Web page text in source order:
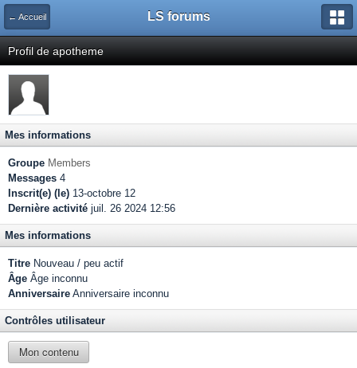
← Accueil LS forums
Profil de apotheme
Mes informations
Groupe Members
Messages 4
Inscrit(e) (le) 13-octobre 12
Dernière activité juil. 26 2024 12:56
Mes informations
Titre Nouveau / peu actif
Âge Âge inconnu
Anniversaire Anniversaire inconnu
Contrôles utilisateur
Mon contenu